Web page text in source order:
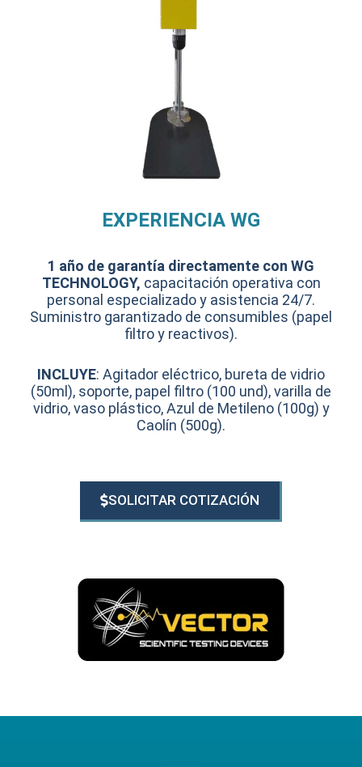
EXPERIENCIA WG
1 año de garantía directamente con WG
TECHNOLOGY, capacitación operativa con
personal especializado y asistencia 24/7.
Suministro garantizado de consumibles (papel
filtro y reactivos).
INCLUYE: Agitador eléctrico, bureta de vidrio
(50ml), soporte, papel filtro (100 und), varilla de
vidrio, vaso plástico, Azul de Metileno (100g) y
Caolín (500g).
SOLICITAR COTIZACIÓN